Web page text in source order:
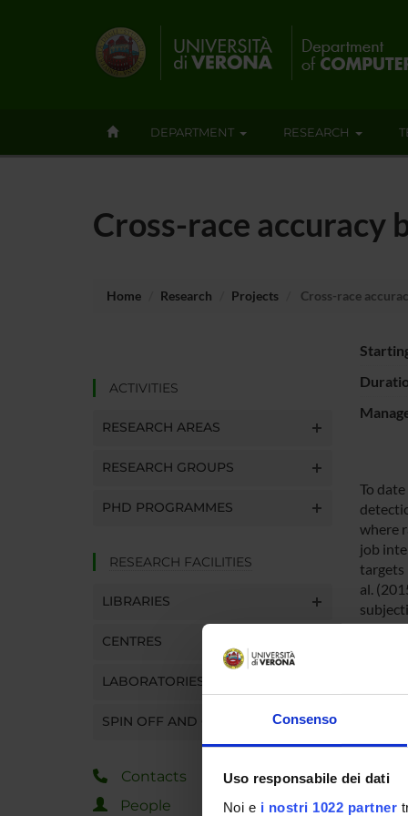
Consenso
Uso responsabile dei dati
Noi e i nostri 1022 partner
DEPARTMENT RESEARCH
Cross-race accuracy
Home Research Projects Cross-race
ACTIVITIES
RESEARCH AREAS
RESEARCH GROUPS
PHD PROGRAMMES
RESEARCH FACILITIES
LIBRARIES
CENTRES
LABORATORIES
SPIN OFF AND COMPANIES
Contacts
People
To
where
job
targets
al.
Study
By
Elena